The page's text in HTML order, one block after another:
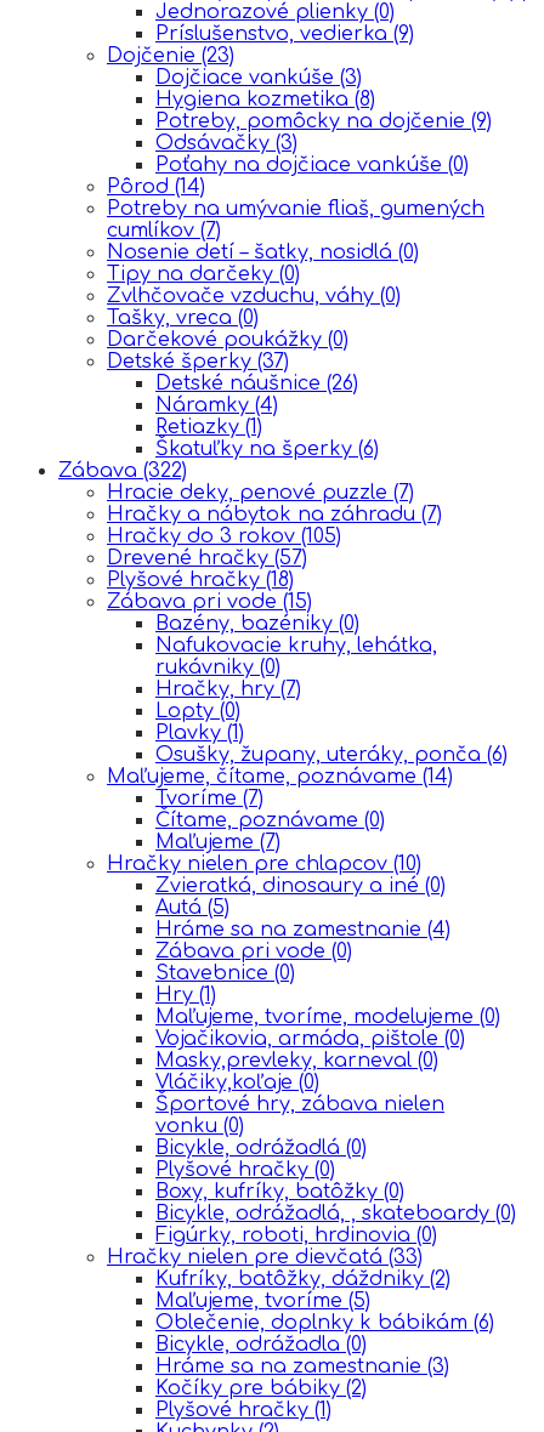
Jednorazové plienky (0)
Príslušenstvo, vedierka (9)
Dojčenie (23)
Dojčiace vankúše (3)
Hygiena kozmetika (8)
Potreby, pomôcky na dojčenie (9)
Odsávačky (3)
Poťahy na dojčiace vankúše (0)
Pôrod (14)
Potreby na umývanie fliaš, gumených
cumlíkov (7)
Nosenie detí – šatky, nosidlá (0)
Tipy na darčeky (0)
Zvlhčovače vzduchu, váhy (0)
Tašky, vreca (0)
Darčekové poukážky (0)
Detské šperky (37)
Detské náušnice (26)
Náramky (4)
Retiazky (1)
Škatuľky na šperky (6)
Zábava (322)
Hracie deky, penové puzzle (7)
Hračky a nábytok na záhradu (7)
Hračky do 3 rokov (105)
Drevené hračky (57)
Plyšové hračky (18)
Zábava pri vode (15)
Bazény, bazéniky (0)
Nafukovacie kruhy, lehátka,
rukávniky (0)
Hračky, hry (7)
Lopty (0)
Plavky (1)
Osušky, župany, uteráky, ponča (6)
Maľujeme, čítame, poznávame (14)
Tvoríme (7)
Čítame, poznávame (0)
Maľujeme (7)
Hračky nielen pre chlapcov (10)
Zvieratká, dinosaury a iné (0)
Autá (5)
Hráme sa na zamestnanie (4)
Zábava pri vode (0)
Stavebnice (0)
Hry (1)
Maľujeme, tvoríme, modelujeme (0)
Vojačikovia, armáda, pištole (0)
Masky,prevleky, karneval (0)
Vláčiky,koľaje (0)
Športové hry, zábava nielen
vonku (0)
Bicykle, odrážadlá (0)
Plyšové hračky (0)
Boxy, kufríky, batôžky (0)
Bicykle, odrážadlá, , skateboardy (0)
Figúrky, roboti, hrdinovia (0)
Hračky nielen pre dievčatá (33)
Kufríky, batôžky, dáždniky (2)
Maľujeme, tvoríme (5)
Oblečenie, doplnky k bábikám (6)
Bicykle, odrážadla (0)
Hráme sa na zamestnanie (3)
Kočíky pre bábiky (2)
Plyšové hračky (1)